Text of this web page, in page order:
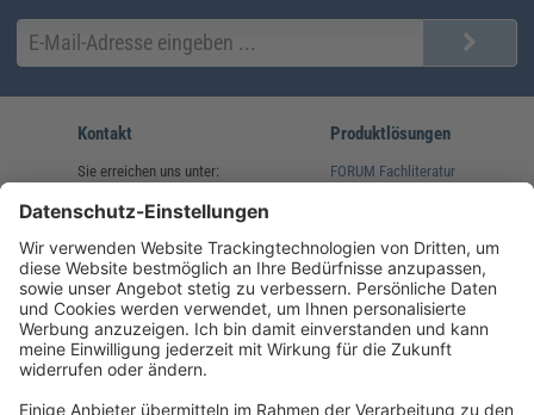
Kontakt
Sie erreichen uns unter:
(08233) 38 11 23
service@forum-verlag.com
Mo-Do 07:30 - 17:00 Uhr
Fr 07:30 - 15:00 Uhr
Produktlösungen
FORUM Fachliteratur
Folgen Sie uns